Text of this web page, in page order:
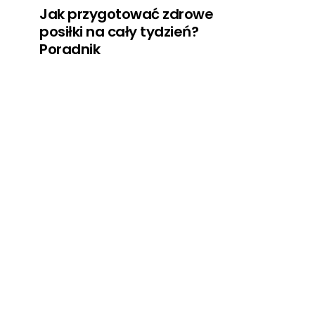
Jak przygotować zdrowe
posiłki na cały tydzień?
Poradnik